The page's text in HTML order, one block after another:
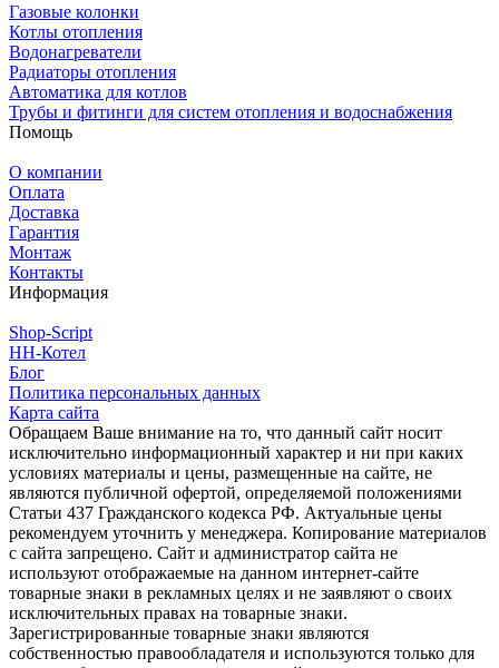
Газовые колонки
Котлы отопления
Водонагреватели
Радиаторы отопления
Автоматика для котлов
Трубы и фитинги для систем отопления и водоснабжения
Помощь
О компании
Оплата
Доставка
Гарантия
Монтаж
Контакты
Информация
Shop-Script
НН-Котел
Блог
Политика персональных данных
Карта сайта
Обращаем Ваше внимание на то, что данный сайт носит
исключительно информационный характер и ни при каких
условиях материалы и цены, размещенные на сайте, не
являются публичной офертой, определяемой положениями
Статьи 437 Гражданского кодекса РФ. Актуальные цены
рекомендуем уточнить у менеджера. Копирование материалов
с сайта запрещено. Сайт и администратор сайта не
используют отображаемые на данном интернет-сайте
товарные знаки в рекламных целях и не заявляют о своих
исключительных правах на товарные знаки.
Зарегистрированные товарные знаки являются
собственностью правообладателя и используются только для